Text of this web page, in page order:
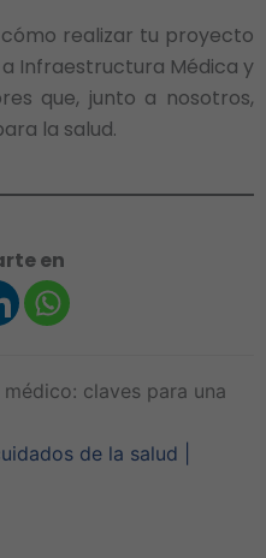
realizar tu proyecto
Infraestructura Médica y
que, junto a nosotros,
la salud.
en
claves para una
de la salud |